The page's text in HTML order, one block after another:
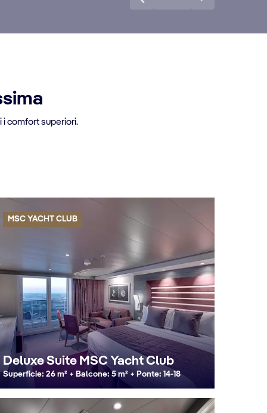
i comfort superiori.
MSC YACHT CLUB
Deluxe Suite MSC Yacht Club
Superficie: 26 m² + Balcone: 5 m² + Ponte: 14-18